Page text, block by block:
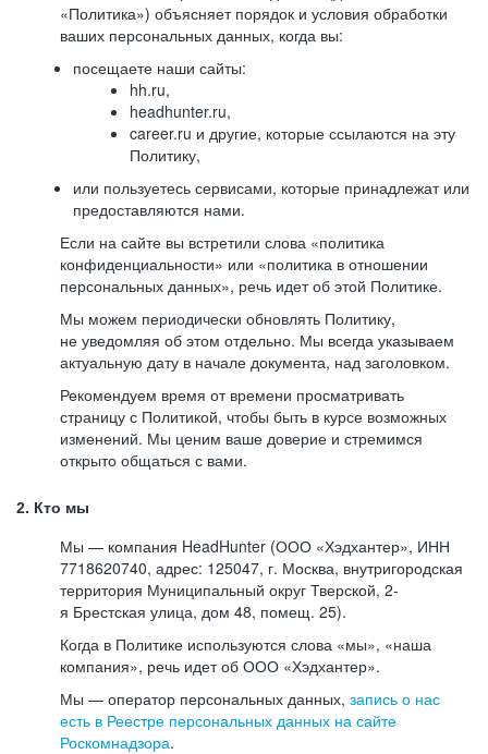
«Политика») объясняет порядок и условия обработки
ваших персональных данных, когда вы:
посещаете наши сайты:
hh.ru,
headhunter.ru,
career.ru и другие, которые ссылаются на эту
Политику,
или пользуетесь сервисами, которые принадлежат или
предоставляются нами.
Если на сайте вы встретили слова «политика
конфиденциальности» или «политика в отношении
персональных данных», речь идет об этой Политике.
Мы можем периодически обновлять Политику,
не уведомляя об этом отдельно. Мы всегда указываем
актуальную дату в начале документа, над заголовком.
Рекомендуем время от времени просматривать
страницу с Политикой, чтобы быть в курсе возможных
изменений. Мы ценим ваше доверие и стремимся
открыто общаться с вами.
2. Кто мы
Мы — компания HeadHunter (ООО «Хэдхантер», ИНН
7718620740, адрес: 125047, г. Москва, внутригородская
территория Муниципальный округ Тверской, 2-
я Брестская улица, дом 48, помещ. 25).
Когда в Политике используются слова «мы», «наша
компания», речь идет об ООО «Хэдхантер».
Мы — оператор персональных данных, запись о нас
есть в Реестре персональных данных на сайте
Роскомнадзора.